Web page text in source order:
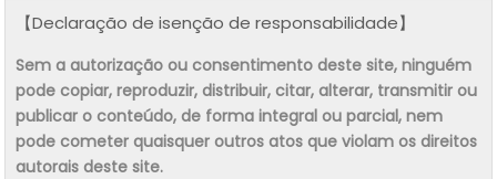
【Declaração de isenção de responsabilidade】
Sem a autorização ou consentimento deste site, ninguém
pode copiar, reproduzir, distribuir, citar, alterar, transmitir ou
publicar o conteúdo, de forma integral ou parcial, nem
pode cometer quaisquer outros atos que violam os direitos
autorais deste site.